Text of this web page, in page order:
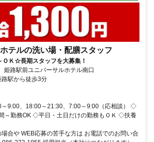
テルの洗い場・配膳スタッフ
Ｋ☆長期スタッフを大募集！
路駅前ユニバーサルホテル南口
駅から徒歩3分
～9:00、18:00～21:30、7:00～9:00（応相談） ◇
～勤務OK ◇平日・土日だけの勤務もＯＫ ◇扶養
合や WEB応募の苦手な方は お電話でのお問い合